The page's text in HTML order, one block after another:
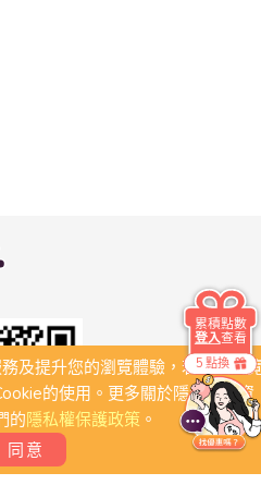
及提升您的瀏覽體驗，若繼續瀏
的使用。更多關於隱私保護資
的隱私權保護政策。
同意
5 點換
累積點數
登入查看